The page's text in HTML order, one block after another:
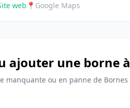
web 📍 Google Maps
ajouter une borne
manquante ou en panne de Bornes